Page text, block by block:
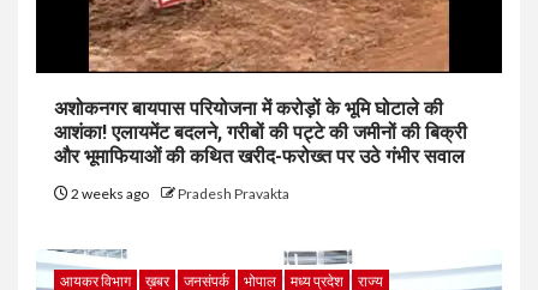
अशोकनगर बायपास परियोजना में करोड़ों के भूमि घोटाले की
आशंका! एलायमेंट बदलने, गरीबों की पट्टे की जमीनों की बिक्री
और भूमाफियाओं की कथित खरीद-फरोख्त पर उठे गंभीर सवाल
2 weeks ago Pradesh Pravakta
आयकर विभाग ख़बर जनसंपर्क भोपाल मध्य प्रदेश राज्य